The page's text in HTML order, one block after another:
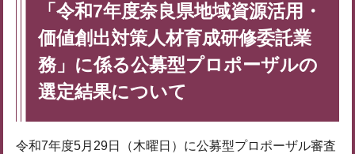
「令和7年度奈良県地域資源活用・
価値創出対策人材育成研修委託業
務」に係る公募型プロポーザルの
選定結果について
令和7年度5月29日（木曜日）に公募型プロポーザル審査